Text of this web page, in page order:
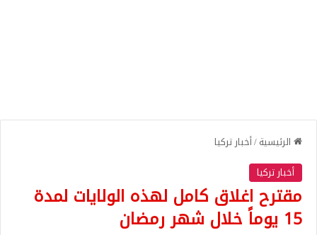
الرئيسية/أخبار تركيا
أخبار تركيا
مقترح اغلاق كامل لهذه الولايات لمدة
15 يوماً خلال شهر رمضان